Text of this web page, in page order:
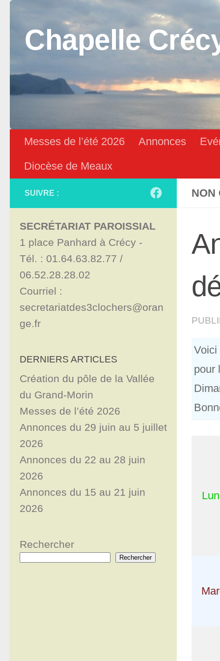
Skip to content
Chapelle
Messes de l’été 2026 Annonces
Diocèse de Meaux
NON
pour
SUIVRE :
SECRÉTARIAT PAROISSIAL
1 place Panhard à Crécy -
Tél. : 01.64.63.82.77 /
06.52.28.28.02
Courriel :
secretariatdes3clochers@oran
ge.fr
DERNIERS ARTICLES
Création du pôle de la Vallée
du Grand-Morin
Messes de l’été 2026
Annonces du 29 juin au 5 juillet
2026
Annonces du 22 au 28 juin
2026
Annonces du 15 au 21 juin
2026
Rechercher
Rechercher